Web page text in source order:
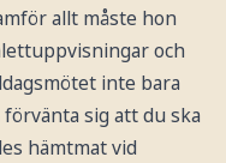
allt måste hon
och
inte bara
sig att du ska
hämtmat vid